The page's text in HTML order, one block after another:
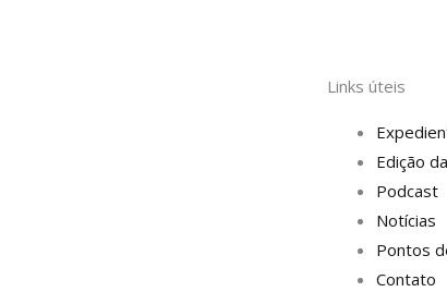
Links úteis
Edição
Podcast
Notícias
Pontos
Contato